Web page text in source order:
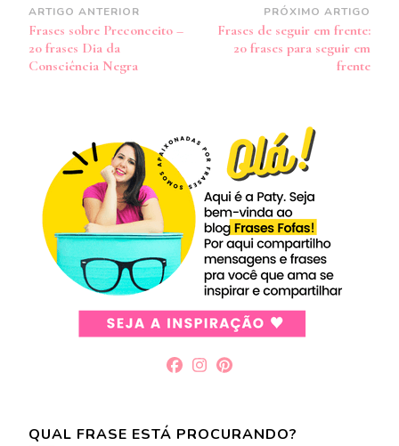
Navegação
de
post
ARTIGO ANTERIOR
Frases sobre Preconceito –
20 frases Dia da
Consciência Negra
PRÓXIMO ARTIGO
Frases de seguir em frente:
20 frases para seguir em
frente
QUAL FRASE ESTÁ PROCURANDO?